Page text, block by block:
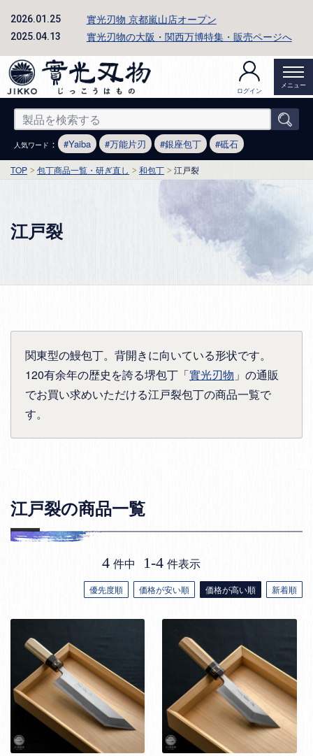
2026.01.25 實光刃物 京都嵐山店オープン
2025.04.13 實光刃物の大阪・関西万博特集・販売ページへ
ログイン
メニュー
人気ワード ： Yaiba 万能片刃 銀座包丁 砥石
TOP 包丁商品一覧・研ぎ直し 和包丁 江戸裂
江戸裂
関東型の鰻包丁。背開きに向いている形状です。
120有余年の歴史を誇る堺包丁「實光刃物 」の通販
でお買い求めいただける江戸裂包丁の商品一覧で
す。
江戸裂の商品一覧
優先度順 価格が安い順 価格が高い順 新着順
4 件中 1-4 件表示